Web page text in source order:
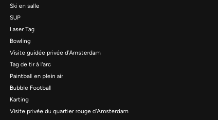
Ski en salle
SUP
Laser Tag
Bowling
Visite guidée privée d'Amsterdam
Tag de tir à l'arc
Paintball en plein air
Bubble Football
Karting
Visite privée du quartier rouge d'Amsterdam